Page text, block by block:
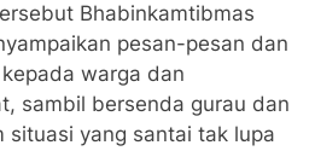
Bhabinkamtibmas
pesan-pesan dan
warga dan
sambil bersenda gurau dan
situasi yang santai tak lupa